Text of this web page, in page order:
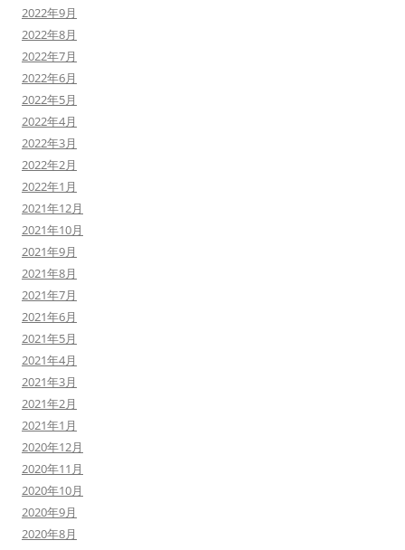
2022年9月
2022年8月
2022年7月
2022年6月
2022年5月
2022年4月
2022年3月
2022年2月
2022年1月
2021年12月
2021年10月
2021年9月
2021年8月
2021年7月
2021年6月
2021年5月
2021年4月
2021年3月
2021年2月
2021年1月
2020年12月
2020年11月
2020年10月
2020年9月
2020年8月